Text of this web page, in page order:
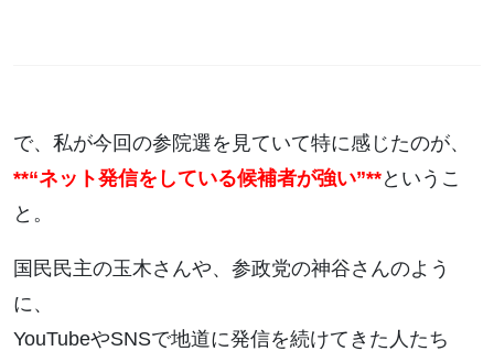
で、私が今回の参院選を見ていて特に感じたのが、
**“ネット発信をしている候補者が強い”**というこ
と。
国民民主の玉木さんや、参政党の神谷さんのよう
に、
YouTubeやSNSで地道に発信を続けてきた人たち